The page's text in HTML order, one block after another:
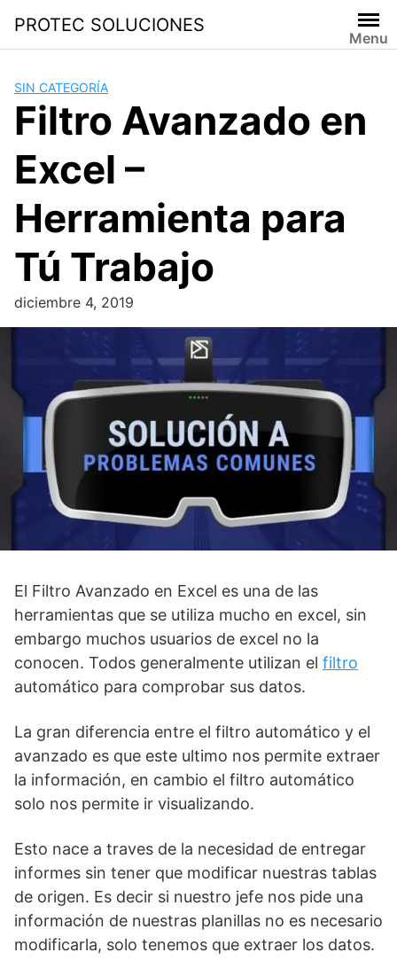
PROTEC SOLUCIONES
Menu
SIN CATEGORÍA
Filtro Avanzado en
Excel –
Herramienta para
Tú Trabajo
diciembre 4, 2019
El Filtro Avanzado en Excel es una de las
herramientas que se utiliza mucho en excel, sin
embargo muchos usuarios de excel no la
conocen. Todos generalmente utilizan el filtro
automático para comprobar sus datos.
La gran diferencia entre el filtro automático y el
avanzado es que este ultimo nos permite extraer
la información, en cambio el filtro automático
solo nos permite ir visualizando.
Esto nace a traves de la necesidad de entregar
informes sin tener que modificar nuestras tablas
de origen. Es decir si nuestro jefe nos pide una
información de nuestras planillas no es necesario
modificarla, solo tenemos que extraer los datos.